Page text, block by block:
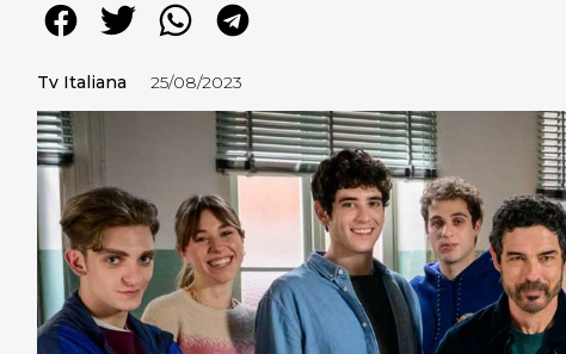
Tv Italiana 25/08/2023